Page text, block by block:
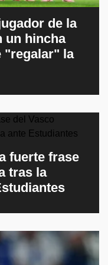
de la
un hincha
"regalar" la
fuerte frase
tras la